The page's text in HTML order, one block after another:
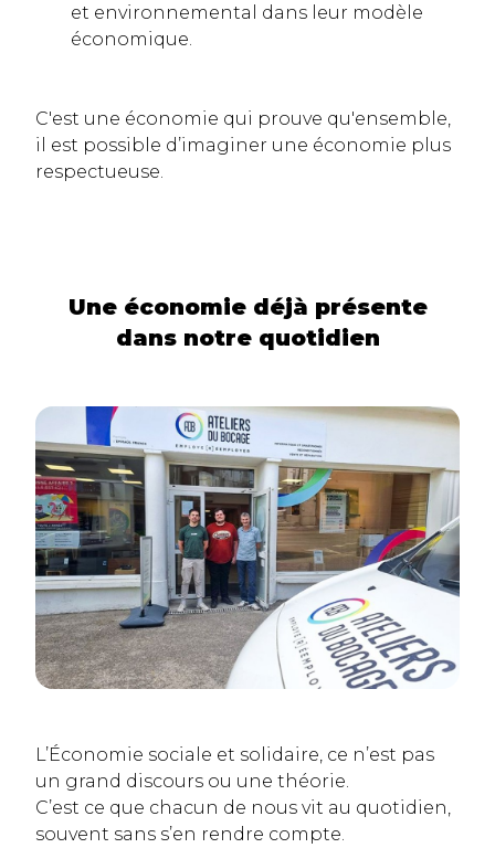
et environnemental dans leur modèle
économique.
C'est une économie qui prouve qu'ensemble,
il est possible d’imaginer une économie plus
respectueuse.
Une économie déjà présente
dans notre quotidien
L’Économie sociale et solidaire, ce n’est pas
un grand discours ou une théorie.
C’est ce que chacun de nous vit au quotidien,
souvent sans s’en rendre compte.